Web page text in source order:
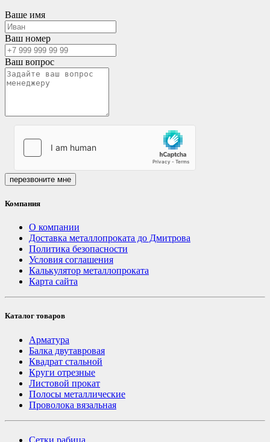
Ваше имя
Ваш номер
Ваш вопрос
перезвоните мне
Компания
О компании
Доставка металлопроката до Дмитрова
Политика безопасности
Условия соглашения
Калькулятор металлопроката
Карта сайта
Каталог товаров
Арматура
Балка двутавровая
Квадрат стальной
Круги отрезные
Листовой прокат
Полосы металлические
Проволока вязальная
Сетки рабица